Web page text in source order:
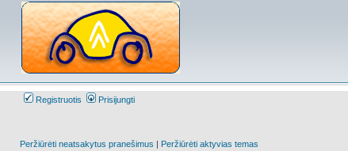
Registruotis Prisijungti
Peržiūrėti neatsakytus pranešimus | Peržiūrėti aktyvias temas